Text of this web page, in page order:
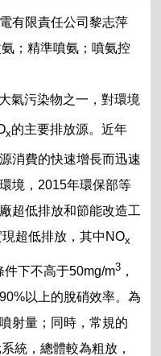
有限責任公司黎志萍
；精準噴氨；噴氨控
氣污染物之一，對環境
x的主要排放源。近年
消費的快速增長而迅速
境，2015年環保部等
超低排放和節能改造工
超低排放，其中NOx
件下不高于50mg/m3 ，
以上的脫硝效率。為
射量；同時，常規的
統，總體較為粗放，